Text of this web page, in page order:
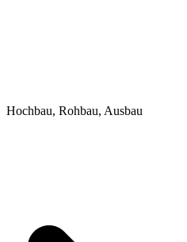
Hochbau, Rohbau, Ausbau